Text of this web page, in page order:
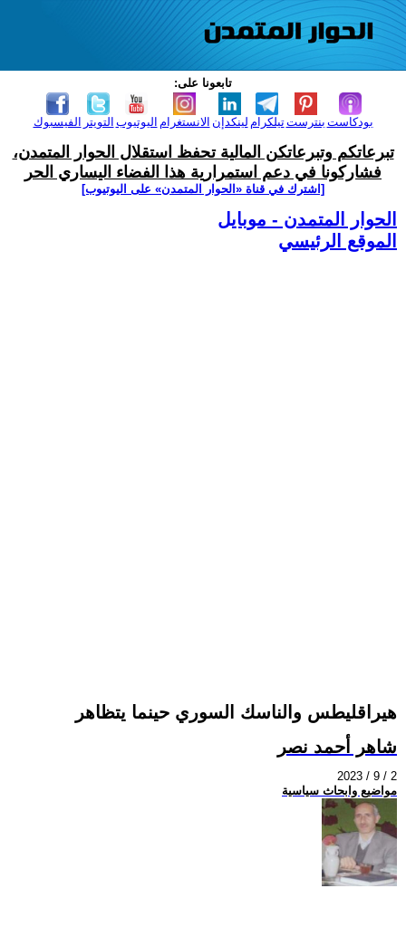
تابعونا على:
الفيسبوك التويتر اليوتيوب الانستغرام لينكدإن تيلكرامبنترست بودكاست
تبرعاتكم وتبرعاتكن المالية تحفظ استقلال الحوار المتمدن،
فشاركونا في دعم استمرارية هذا الفضاء اليساري الحر
[اشترك في قناة ‫«الحوار المتمدن» على اليوتيوب]
الحوار المتمدن - موبايل
الموقع الرئيسي
هيراقليطس والناسك السوري حينما يتظاهر
شاهر أحمد نصر
2023 / 9 / 2
مواضيع وابحاث سياسية